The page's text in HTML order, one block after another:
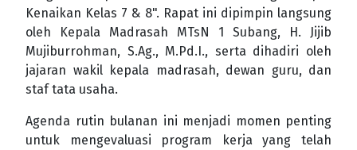
Kenaikan Kelas 7 & 8". Rapat ini dipimpin langsung
oleh Kepala Madrasah MTsN 1 Subang, H. Jijib
Mujiburrohman, S.Ag., M.Pd.I., serta dihadiri oleh
jajaran wakil kepala madrasah, dewan guru, dan
staf tata usaha.
Agenda rutin bulanan ini menjadi momen penting
untuk mengevaluasi program kerja yang telah